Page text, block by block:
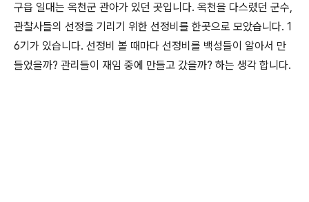
구읍 일대는 옥천군 관아가 있던 곳입니다. 옥천을 다스렸던 군수,
관찰사들의 선정을 기리기 위한 선정비를 한곳으로 모았습니다. 1
6기가 있습니다. 선정비 볼 때마다 선정비를 백성들이 알아서 만
들었을까? 관리들이 재임 중에 만들고 갔을까? 하는 생각 합니다.